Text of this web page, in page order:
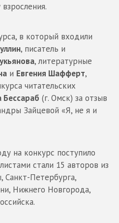
в который входили
, писатель и
, литературные
и Евгения Шафферт,
читательских
Бессараб (г. Омск) за отзыв
Зайцевой «Я, не я и
на конкурс поступило
стали 15 авторов из
Санкт-Петербурга,
Нижнего Новгорода,